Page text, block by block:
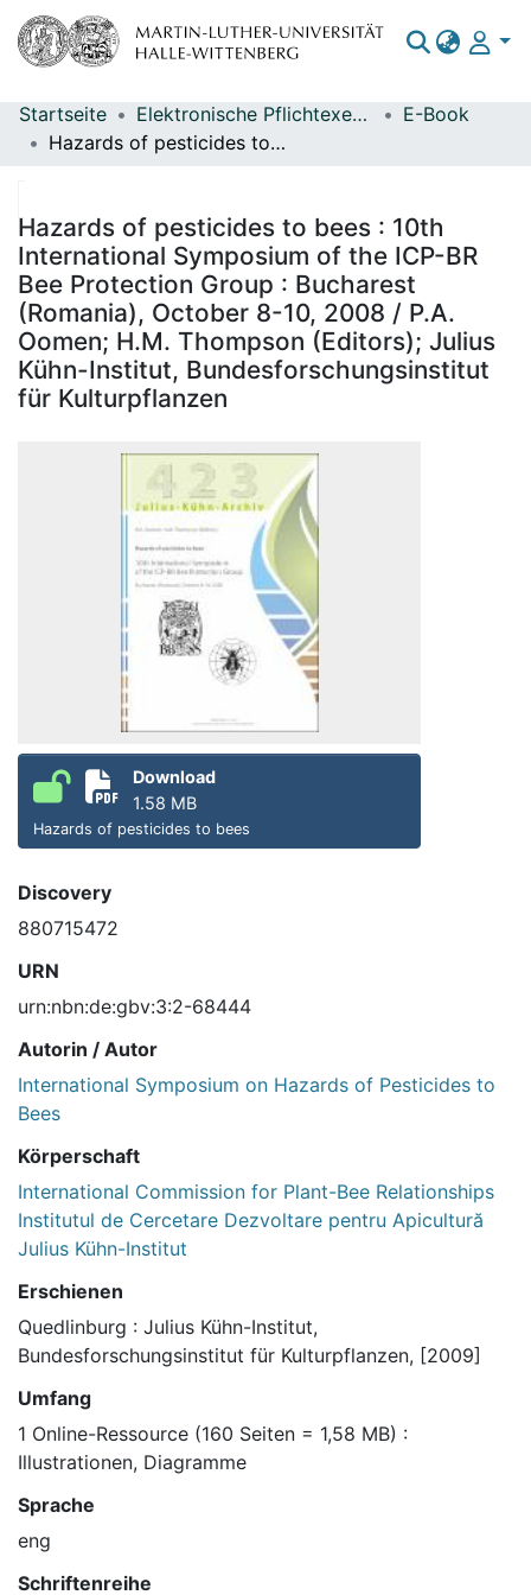
Bereiche & Sammlungen
Statistiken
Startseite Elektronische Pflichtexemplare
E-Book
Hazards of pesticides to bees : 10th International Symposium of the ICP-BR Bee Protection Group : Bucharest (Romania), October 8-10, 2008 / P.A. Oomen; H.M. Thompson (Editors); Julius Kühn-Institut, Bundesforschungsinstitut für Kulturpflanzen
Hazards of pesticides to bees : 10th
International Symposium of the ICP-BR
Bee Protection Group : Bucharest
(Romania), October 8-10, 2008 / P.A.
Oomen; H.M. Thompson (Editors); Julius
Kühn-Institut, Bundesforschungsinstitut
für Kulturpflanzen
Download
1.58 MB
Hazards of pesticides to bees
Discovery
880715472
URN
urn:nbn:de:gbv:3:2-68444
Autorin / Autor
International Symposium on Hazards of Pesticides to
Bees
Körperschaft
International Commission for Plant-Bee Relationships
Institutul de Cercetare Dezvoltare pentru Apicultură
Julius Kühn-Institut
Erschienen
Quedlinburg : Julius Kühn-Institut,
Bundesforschungsinstitut für Kulturpflanzen, [2009]
Umfang
1 Online-Ressource (160 Seiten = 1,58 MB) :
Illustrationen, Diagramme
Sprache
eng
Schriftenreihe